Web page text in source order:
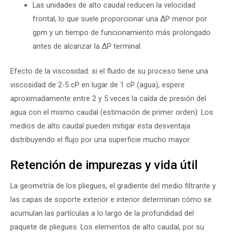
Las unidades de alto caudal reducen la velocidad
frontal, lo que suele proporcionar una ΔP menor por
gpm y un tiempo de funcionamiento más prolongado
antes de alcanzar la ΔP terminal.
Efecto de la viscosidad: si el fluido de su proceso tiene una
viscosidad de 2-5 cP en lugar de 1 cP (agua), espere
aproximadamente entre 2 y 5 veces la caída de presión del
agua con el mismo caudal (estimación de primer orden). Los
medios de alto caudal pueden mitigar esta desventaja
distribuyendo el flujo por una superficie mucho mayor.
Retención de impurezas y vida útil
La geometría de los pliegues, el gradiente del medio filtrante y
las capas de soporte exterior e interior determinan cómo se
acumulan las partículas a lo largo de la profundidad del
paquete de pliegues. Los elementos de alto caudal, por su